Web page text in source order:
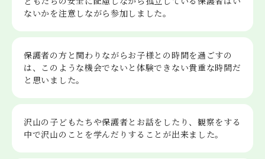
ないかを注意しながら参加しました。
保護者の方と関わりながらお子様との時間を過ごすの
は、このような機会でないと体験できない貴重な時間だ
と思いました。
沢山の子どもたちや保護者とお話をしたり、観察をする
中で沢山のことを学んだりすることが出来ました。